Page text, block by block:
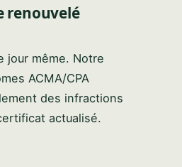
renouvelé
jour même. Notre
ACMA/CPA
des infractions
actualisé.